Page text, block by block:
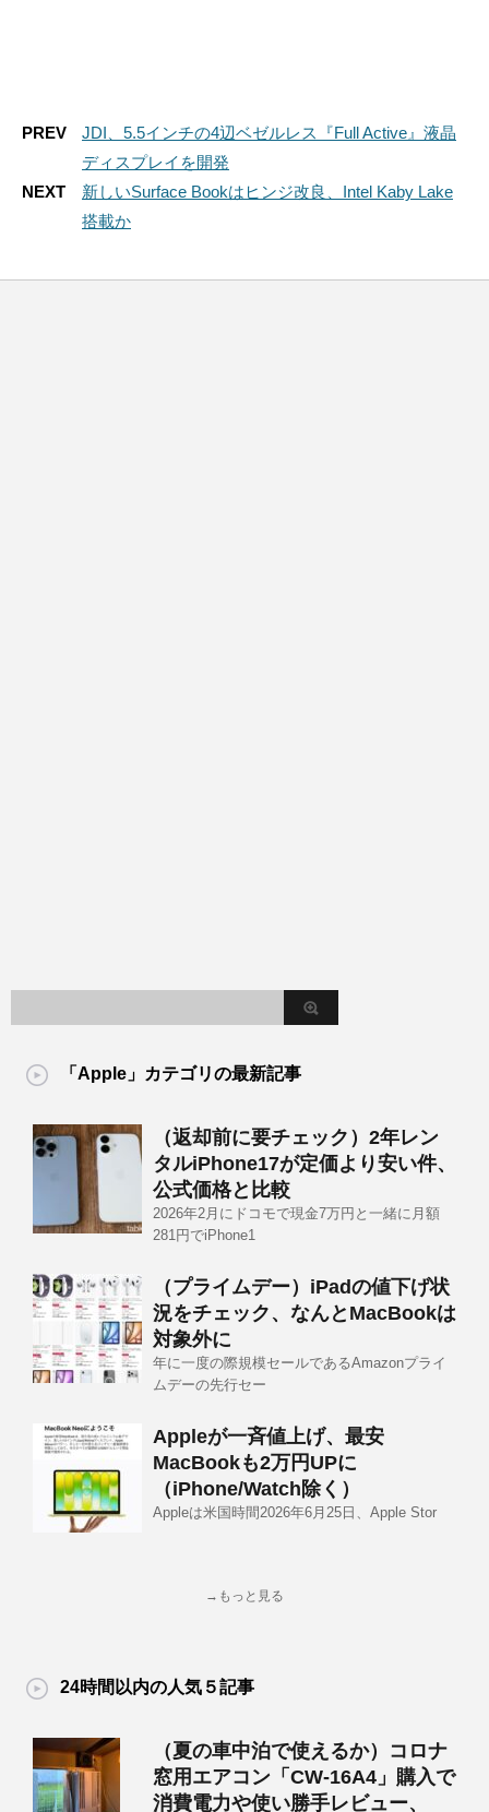
PREV
JDI、5.5インチの4辺ベゼルレス『Full Active』液晶
ディスプレイを開発
NEXT
新しいSurface Bookはヒンジ改良、Intel Kaby Lake
搭載か
「Apple」カテゴリの最新記事
（返却前に要チェック）2年レン
タルiPhone17が定価より安い件、
公式価格と比較
2026年2月にドコモで現金7万円と一緒に月額
281円でiPhone1
（プライムデー）iPadの値下げ状
況をチェック、なんとMacBookは
対象外に
年に一度の際規模セールであるAmazonプライ
ムデーの先行セー
Appleが一斉値上げ、最安
MacBookも2万円UPに
（iPhone/Watch除く）
Appleは米国時間2026年6月25日、Apple Stor
→もっと見る
24時間以内の人気５記事
（夏の車中泊で使えるか）コロナ
窓用エアコン「CW-16A4」購入で
消費電力や使い勝手レビュー、